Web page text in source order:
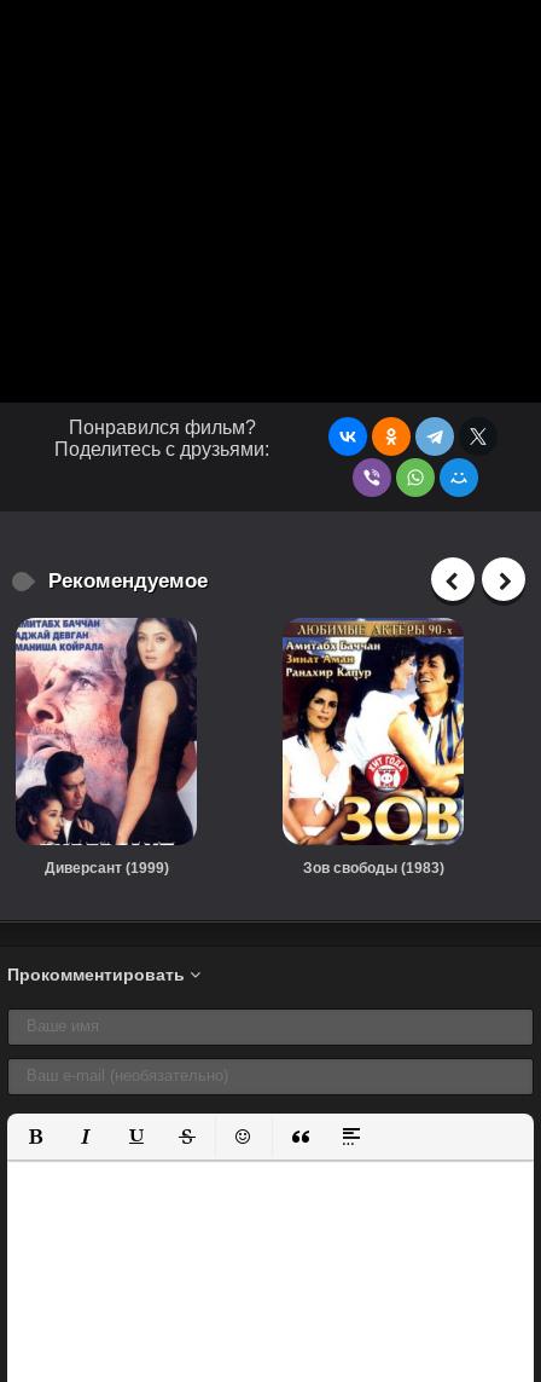
Понравился фильм?
Поделитесь с друзьями:
Рекомендуемое
Диверсант (1999) Зов свободы (1983)
Прокомментировать
Полужирный
КурсивПодчеркнутый
ЗачеркнутыйВставить смайлик
Вставка цитаты
Вставка спойлера